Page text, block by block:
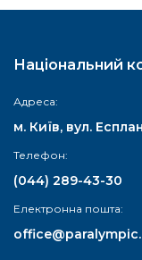
Національний
Адреса:
м. Київ, вул.
Телефон:
(044) 289-43-30
Електронна пошта: